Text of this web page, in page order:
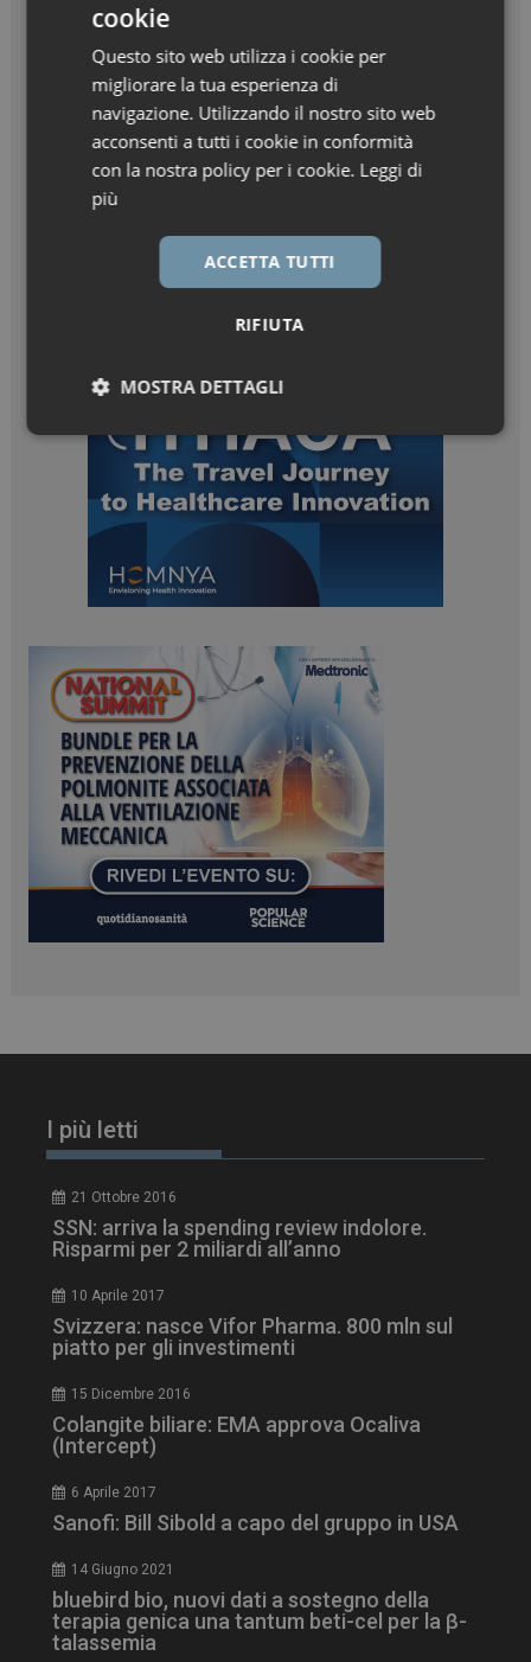
I più letti
21 Ottobre 2016
SSN: arriva la spending review indolore.
Risparmi per 2 miliardi all’anno
10 Aprile 2017
Svizzera: nasce Vifor Pharma. 800 mln sul
piatto per gli investimenti
15 Dicembre 2016
Colangite biliare: EMA approva Ocaliva
(Intercept)
6 Aprile 2017
Sanofi: Bill Sibold a capo del gruppo in USA
14 Giugno 2021
bluebird bio, nuovi dati a sostegno della
terapia genica una tantum beti-cel per la β-
talassemia
cookie
Questo sito web utilizza i cookie per
migliorare la tua esperienza di
navigazione. Utilizzando il nostro sito web
acconsenti a tutti i cookie in conformità
con la nostra policy per i cookie. Leggi di
più
ACCETTA TUTTI
RIFIUTA
MOSTRA DETTAGLI
Necessari Marketing
Necessari Marketing
I cookie necessari contribuiscono a rendere fruibile il
sito web abilitandone funzionalità di base quali la
navigazione sulle pagine e l'accesso alle aree
protette del sito. Il sito web non è in grado di
funzionare correttamente senza questi cookie.
NOME
FORNITORE / DOMINIO
_ga
Google LLC
.dailyhealthindustry.it
ARRAffinitySameSite